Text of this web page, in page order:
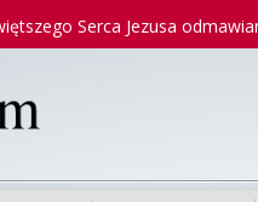
Jezusa odmawiana przez